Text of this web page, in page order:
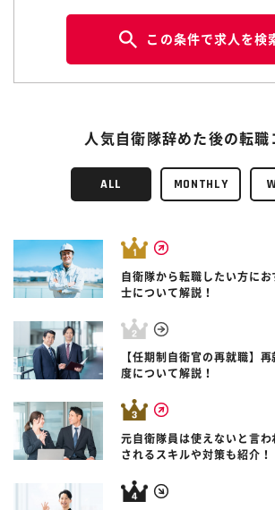
この条件で求人を検
人気自衛隊辞めた後の転職
ALL MONTHLY
自衛隊から転職したい方に
士について解説！
【任期制自衛官の再就職】
度について解説！
元自衛隊員は使えないと言
されるスキルや対策も紹介！